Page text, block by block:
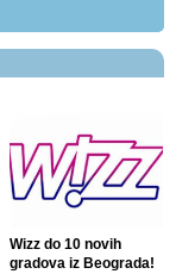
Wizz do 10 novih
gradova iz Beograda!